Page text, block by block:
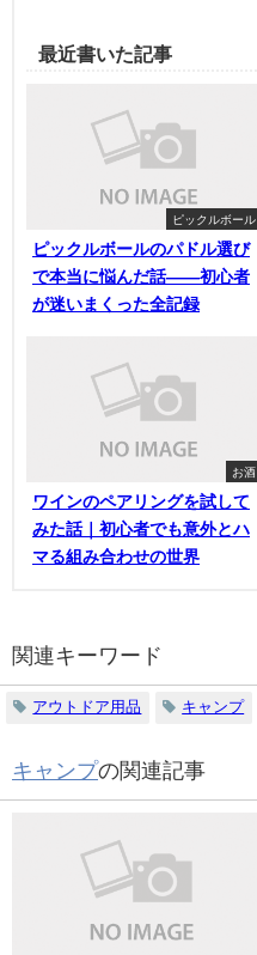
最近書いた記事
ピックルボール
ピックルボールのパドル選び
で本当に悩んだ話——初心者
が迷いまくった全記録
お酒
ワインのペアリングを試して
みた話｜初心者でも意外とハ
マる組み合わせの世界
関連キーワード
アウトドア用品 キャンプ
キャンプの関連記事